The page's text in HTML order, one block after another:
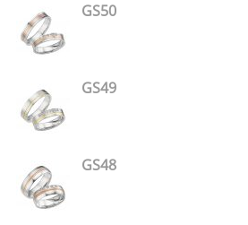
GS50
GS49
GS48